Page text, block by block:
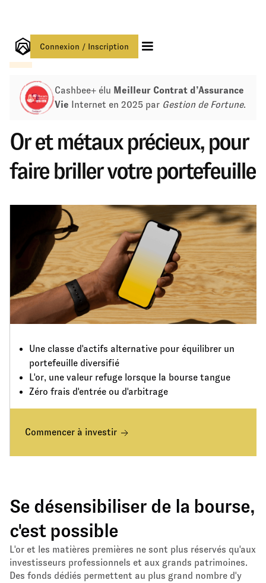
Connexion / Inscription
Or et Matières Premières
Cashbee+ élu Meilleur Contrat d’Assurance
Vie Internet en 2025 par Gestion de Fortune.
Or et métaux précieux, pour
faire briller votre portefeuille
Une classe d'actifs alternative pour équilibrer un
portefeuille diversifié
L'or, une valeur refuge lorsque la bourse tangue
Zéro frais d'entrée ou d'arbitrage
Commencer à investir
Se désensibiliser de la bourse,
c'est possible
L'or et les matières premières ne sont plus réservés qu'aux
investisseurs professionnels et aux grands patrimoines.
Des fonds dédiés permettent au plus grand nombre d'y